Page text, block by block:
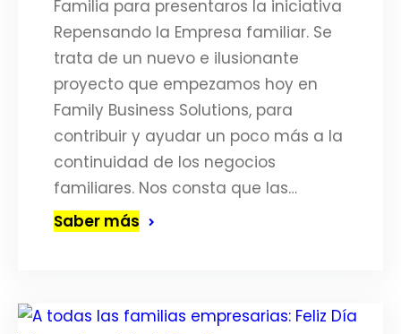
Familia para presentaros la iniciativa
Repensando la Empresa familiar. Se
trata de un nuevo e ilusionante
proyecto que empezamos hoy en
Family Business Solutions, para
contribuir y ayudar un poco más a la
continuidad de los negocios
familiares. Nos consta que las…
Saber más